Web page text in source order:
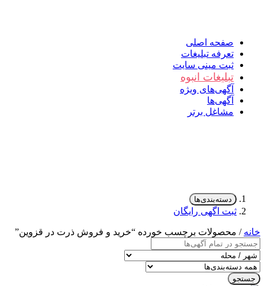
صفحه اصلی
تعرفه تبلیغات
ثبت مینی سایت
تبلیغات انبوه
آگهی‌های ویژه
آگهی‌ها
مشاغل برتر
دسته‌بندی‌ها
ثبت اگهی رایگان
خانه / محصولات برچسب خورده “خرید و فروش ذرت در قزوین”
جستجو